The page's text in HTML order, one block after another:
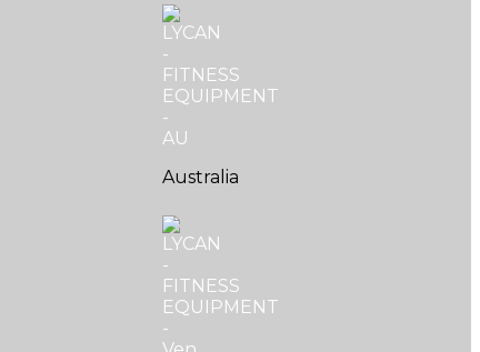
Australia